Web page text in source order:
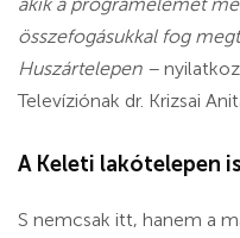
akik a programelemet
összefogásukkal fog
Huszártelepen –
Televíziónak dr. Krizsai
A Keleti lakótelepen is
S nemcsak itt, hanem a